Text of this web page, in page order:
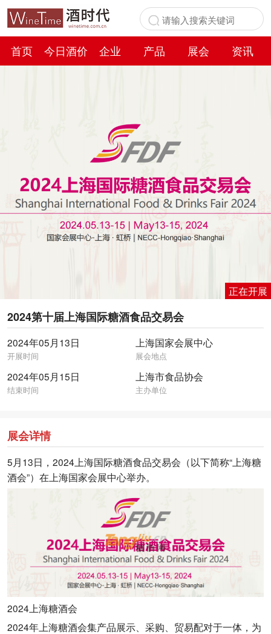
首页 今日酒价 企业 产品 展会
资讯
正在开展
2024第十届上海国际糖酒食品交易会
2024年05月13日
开展时间
上海国家会展中心
展会地点
2024年05月15日
结束时间
上海市食品协会
主办单位
展会详情
5月13日，2024上海国际糖酒食品交易会（以下简称“上海糖
酒会”）在上海国家会展中心举办。
2024上海糖酒会
2024年上海糖酒会集产品展示、采购、贸易配对于一体，为